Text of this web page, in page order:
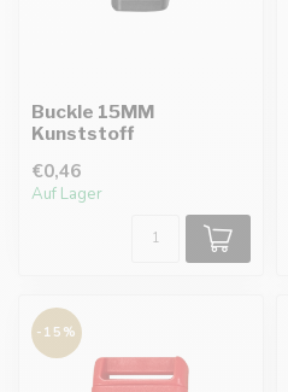
Buckle 15MM
Kunststoff
€0,46
Auf Lager
-15%